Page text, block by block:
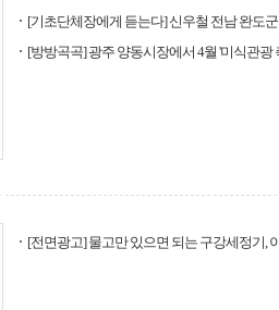
[기초단체장에게 듣는다] 신우철 전남 완도
[방방곡곡] 광주 양동시장에서 4월 '미식관광
[전면광고] 물고만 있으면 되는 구강세정기,